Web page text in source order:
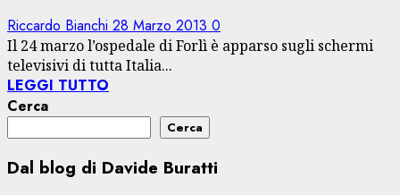
Riccardo Bianchi 28 Marzo 2013 0
Il 24 marzo l’ospedale di Forlì è apparso sugli schermi
televisivi di tutta Italia...
LEGGI TUTTO
Cerca
Cerca
Dal blog di Davide Buratti